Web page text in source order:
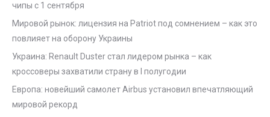
чипы с 1 сентября
Мировой рынок: лицензия на Patriot под сомнением – как это
повлияет на оборону Украины
Украина: Renault Duster стал лидером рынка – как
кроссоверы захватили страну в I полугодии
Европа: новейший самолет Airbus установил впечатляющий
мировой рекорд